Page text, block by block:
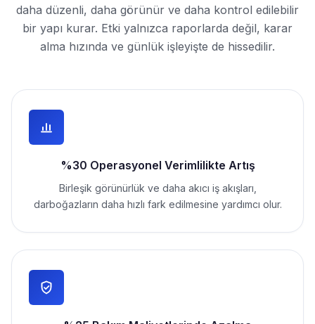
daha düzenli, daha görünür ve daha kontrol edilebilir
bir yapı kurar. Etki yalnızca raporlarda değil, karar
alma hızında ve günlük işleyişte de hissedilir.
%30 Operasyonel Verimlilikte Artış
Birleşik görünürlük ve daha akıcı iş akışları,
darboğazların daha hızlı fark edilmesine yardımcı olur.